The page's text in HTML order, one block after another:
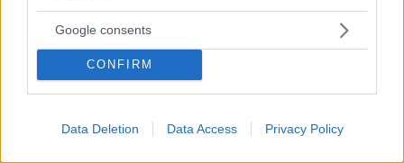
Google consents
CONFIRM
Data Deletion Data Access Privacy Policy
εύχομαι να μπορούσα να είμαι αρκετά
μικροσκοπική για να ξανακοιμηθώ στο στήθος
σου, να γελάσω και να σε αγκαλιάσω. Σε
αγαπώ τόσο βαθιά. Είσαι ο καλύτερος μπαμπάς
για τη γενναιοδωρία σου, την ανοησία σου και